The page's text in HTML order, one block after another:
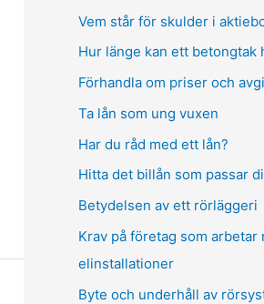
Vem står för skulder i
Hur länge kan ett betongtak
Förhandla om priser och
Ta lån som ung vuxen
Har du råd med ett lån?
Hitta det billån som passar
Betydelsen av ett rörläggeri
Krav på företag som arbetar
elinstallationer
Byte och underhåll av